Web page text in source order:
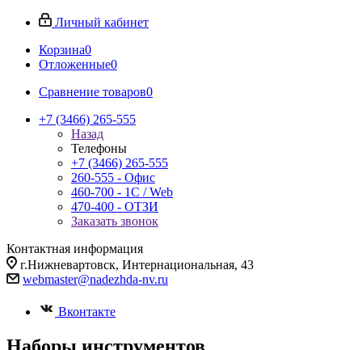
Личный кабинет
Корзина0
Отложенные0
Сравнение товаров0
+7 (3466) 265-555
Назад
Телефоны
+7 (3466) 265-555
260-555 - Офис
460-700 - 1C / Web
470-400 - ОТЗИ
Заказать звонок
Контактная информация
г.Нижневартовск, Интернациональная, 43
webmaster@nadezhda-nv.ru
Вконтакте